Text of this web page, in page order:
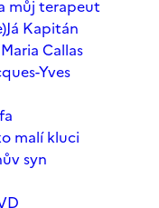
můj terapeut
Já Kapitán
Callas
Yves
malí kluci
syn